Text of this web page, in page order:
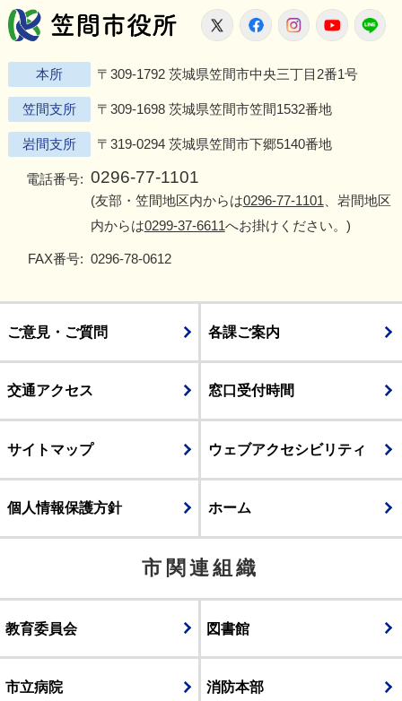
笠間市役所
X FacebookInstagram
本所 〒309-1792 茨城県笠間市中央三丁目2番1号
笠間支所 〒309-1698 茨城県笠間市笠間1532番地
岩間支所 〒319-0294 茨城県笠間市下郷5140番地
電話番号: 0296-77-1101
(友部・笠間地区内からは0296-77-1101 、岩間地区
内からは0299-37-6611へお掛けください。)
FAX番号: 0296-78-0612
ご意見・ご質問 各課ご案内
交通アクセス 窓口受付時間
サイトマップ ウェブアクセシビリティ
個人情報保護方針 ホーム
市関連組織
教育委員会 図書館
市立病院 消防本部